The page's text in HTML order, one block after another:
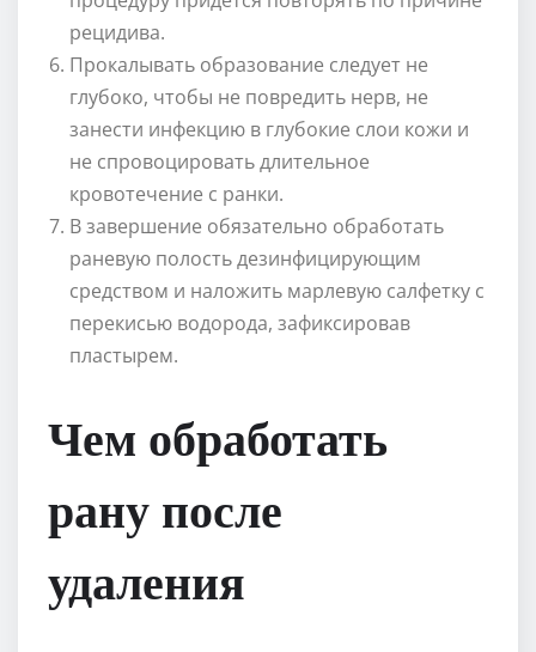
рецидива.
Прокалывать образование следует не
глубоко, чтобы не повредить нерв, не
занести инфекцию в глубокие слои кожи и
не спровоцировать длительное
кровотечение с ранки.
В завершение обязательно обработать
раневую полость дезинфицирующим
средством и наложить марлевую салфетку с
перекисью водорода, зафиксировав
пластырем.
Чем обработать
рану после
удаления